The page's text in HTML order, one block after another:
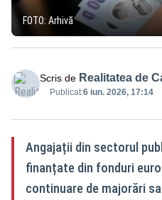
FOTO: Arhivă
Scris de Realitatea de
Publicat:6 iun. 2026, 17:14
Angajații din sectorul
finanțate din fonduri
continuare de majorări